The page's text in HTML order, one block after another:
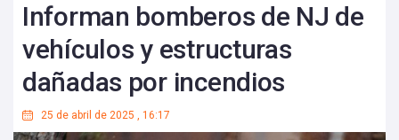
Informan bomberos de NJ de
vehículos y estructuras
dañadas por incendios
25 de abril de 2025 , 16:17